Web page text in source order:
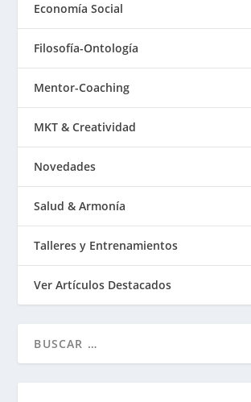
Economía Social
Filosofía-Ontología
Mentor-Coaching
MKT & Creatividad
Novedades
Salud & Armonía
Talleres y Entrenamientos
Ver Artículos Destacados